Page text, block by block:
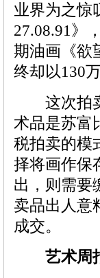
业界为之惊
27.08.91》
期油画《欲
终却以130
这次拍卖
术品是苏富
税拍卖的模
择将画作保
出，则需要
卖品出人意
成交。
艺术周